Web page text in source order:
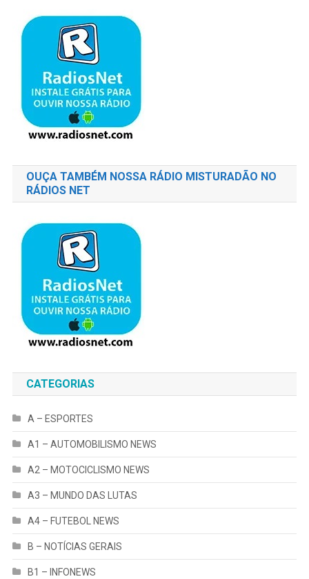
OUÇA TAMBÉM NOSSA RÁDIO MISTURADÃO NO
RÁDIOS NET
CATEGORIAS
A – ESPORTES
A1 – AUTOMOBILISMO NEWS
A2 – MOTOCICLISMO NEWS
A3 – MUNDO DAS LUTAS
A4 – FUTEBOL NEWS
B – NOTÍCIAS GERAIS
B1 – INFONEWS